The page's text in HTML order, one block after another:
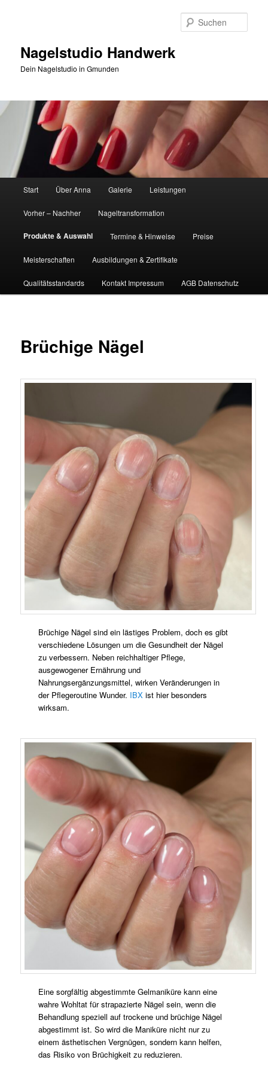
Nagelstudio Handwerk
Dein Nagelstudio in Gmunden
Start Über Anna Galerie Leistungen
Vorher – Nachher Nageltransformation
Produkte & Auswahl Termine & Hinweise Preise
Meisterschaften Ausbildungen & Zertifikate
Qualitätsstandards Kontakt Impressum AGB Datenschutz
Brüchige Nägel
Brüchige Nägel sind ein lästiges Problem, doch es gibt
verschiedene Lösungen um die Gesundheit der Nägel
zu verbessern. Neben reichhaltiger Pflege,
ausgewogener Ernährung und
Nahrungsergänzungsmittel, wirken Veränderungen in
der Pflegeroutine Wunder. IBX ist hier besonders
wirksam.
Eine sorgfältig abgestimmte Gelmaniküre kann eine
wahre Wohltat für strapazierte Nägel sein, wenn die
Behandlung speziell auf trockene und brüchige Nägel
abgestimmt ist. So wird die Maniküre nicht nur zu
einem ästhetischen Vergnügen, sondern kann helfen,
das Risiko von Brüchigkeit zu reduzieren.